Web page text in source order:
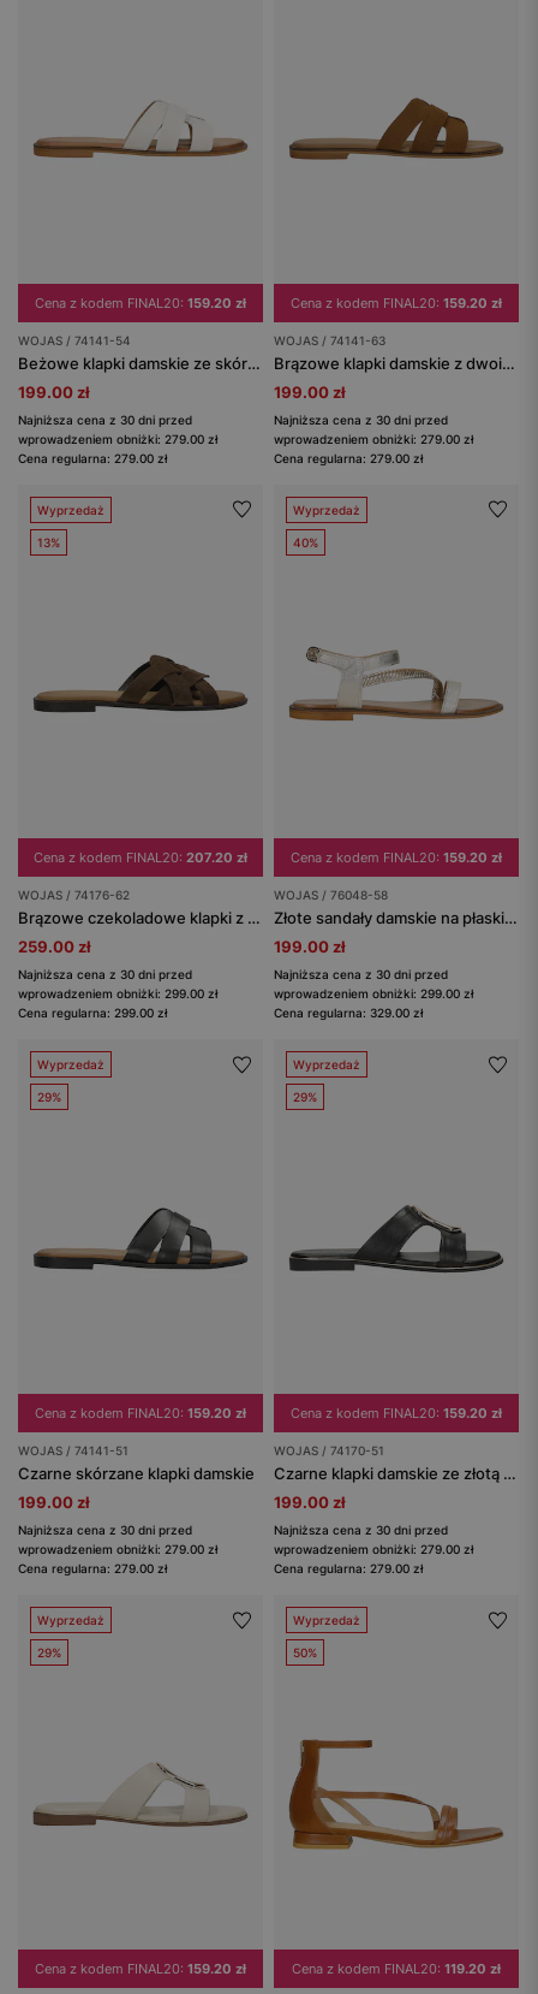
Cena z kodem FINAL20: 159.20 zł
WOJAS / 74141-54
Beżowe klapki damskie ze skóry licowej
199.00 zł
Najniższa cena z 30 dni przed
wprowadzeniem obniżki: 279.00 zł
Cena regularna: 279.00 zł
Cena z kodem FINAL20: 159.20 zł
WOJAS / 74141-63
Brązowe klapki damskie z dwoiny
199.00 zł
Najniższa cena z 30 dni przed
wprowadzeniem obniżki: 279.00 zł
Cena regularna: 279.00 zł
Wyprzedaż
13%
Cena z kodem FINAL20: 207.20 zł
WOJAS / 74176-62
Brązowe czekoladowe klapki z plecionymi paskami
259.00 zł
Najniższa cena z 30 dni przed
wprowadzeniem obniżki: 299.00 zł
Cena regularna: 299.00 zł
Wyprzedaż
40%
Cena z kodem FINAL20: 159.20 zł
WOJAS / 76048-58
Złote sandały damskie na płaskiej podeszwie
199.00 zł
Najniższa cena z 30 dni przed
wprowadzeniem obniżki: 299.00 zł
Cena regularna: 329.00 zł
Wyprzedaż
29%
Cena z kodem FINAL20: 159.20 zł
WOJAS / 74141-51
Czarne skórzane klapki damskie
199.00 zł
Najniższa cena z 30 dni przed
wprowadzeniem obniżki: 279.00 zł
Cena regularna: 279.00 zł
Wyprzedaż
29%
Cena z kodem FINAL20: 159.20 zł
WOJAS / 74170-51
Czarne klapki damskie ze złotą ozdobą
199.00 zł
Najniższa cena z 30 dni przed
wprowadzeniem obniżki: 279.00 zł
Cena regularna: 279.00 zł
Wyprzedaż
29%
Cena z kodem FINAL20: 159.20 zł
Wyprzedaż
50%
Cena z kodem FINAL20: 119.20 zł